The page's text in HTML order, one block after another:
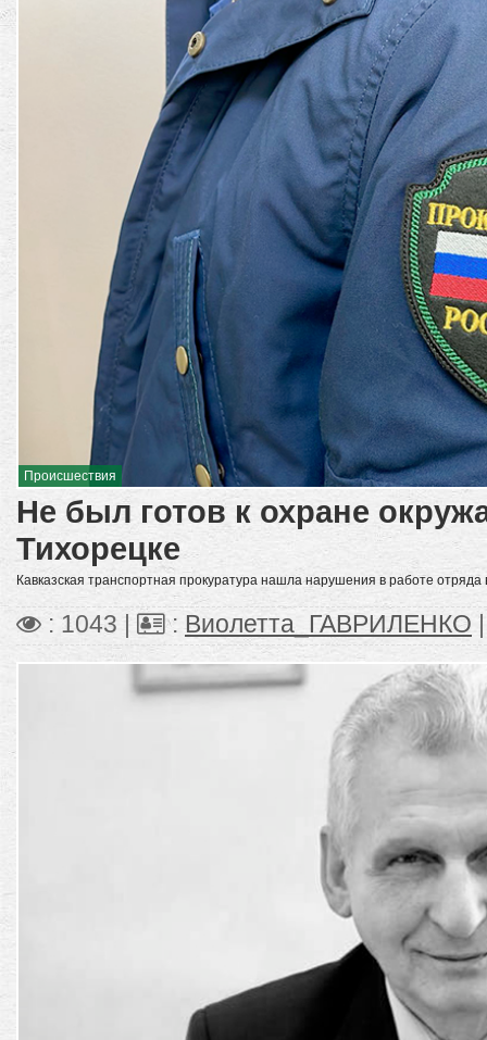
Происшествия
Не был готов к охране
Тихорецке
Кавказская транспортная прокуратура нашла нарушения в работе
: 1043 | : Виолетта_ГАВРИЛЕНКО